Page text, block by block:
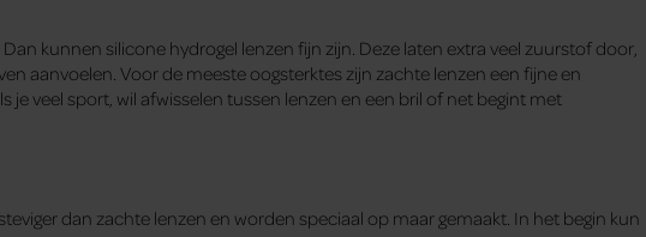
kunnen silicone hydrogel lenzen fijn zijn. Deze laten extra veel zuurstof door,
aanvoelen. Voor de meeste oogsterktes zijn zachte lenzen een fijne en
je veel sport, wil afwisselen tussen lenzen en een bril of net begint met
dan zachte lenzen en worden speciaal op maar gemaakt. In het begin kun